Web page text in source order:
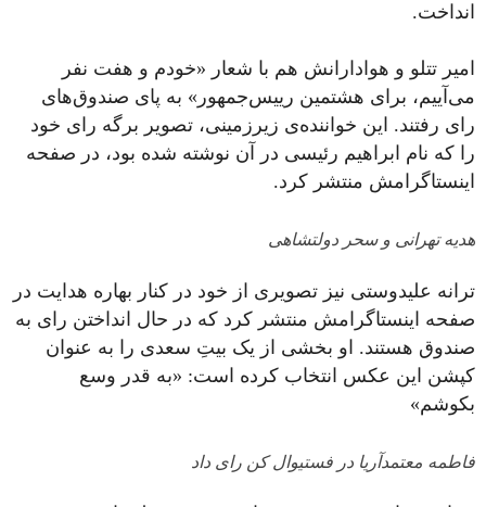
انداخت.
امیر تتلو و هوادارانش هم با شعار «خودم و هفت نفر
می‌آییم، برای هشتمین رییس‌جمهور» به پای صندوق‌های
رای رفتند. این خواننده‌ی زیرزمینی، تصویر برگه رای خود
را که نام ابراهیم رئیسی در آن نوشته شده بود، در صفحه
اینستاگرامش منتشر کرد.
هدیه تهرانی و سحر دولتشاهی
ترانه علیدوستی نیز تصویری از خود در کنار بهاره هدایت در
صفحه اینستاگرامش منتشر کرد که در حال انداختن رای به
صندوق هستند. او بخشی از یک بیتِ سعدی را به عنوان
کپشن این عکس انتخاب کرده است: «به قدر وسع
بکوشم»
فاطمه معتمدآریا در فستیوال کن رای داد